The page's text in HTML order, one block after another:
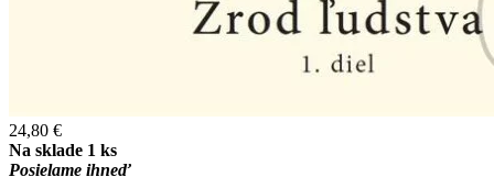
24,80 €
Na sklade 1 ks
Posielame ihneď